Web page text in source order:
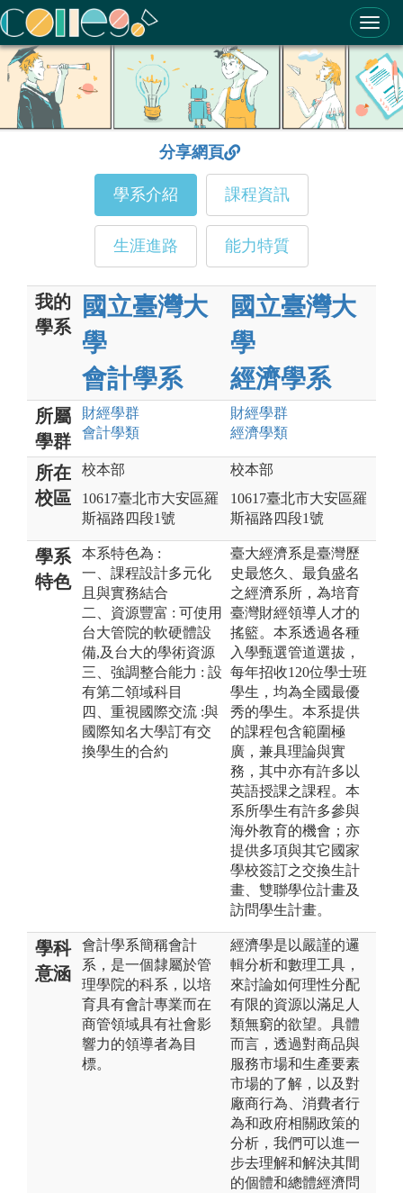
ColleGo! 大學選才與高中育才輔助系統
分享網頁
學系介紹 課程資訊
生涯進路 能力特質
我的
學系
國立臺灣大
學
會計學系
國立臺灣大
學
經濟學系
所屬
學群
財經學群
會計學類
財經學群
經濟學類
所在
校區
校本部
10617臺北市大安區羅
斯福路四段1號
校本部
10617臺北市大安區羅
斯福路四段1號
學系
特色
本系特色為 :
一、課程設計多元化
且與實務結合
二、資源豐富 : 可使用
台大管院的軟硬體設
備,及台大的學術資源
三、強調整合能力 : 設
有第二領域科目
四、重視國際交流 :與
國際知名大學訂有交
換學生的合約
臺大經濟系是臺灣歷
史最悠久、最負盛名
之經濟系所，為培育
臺灣財經領導人才的
搖籃。本系透過各種
入學甄選管道選拔，
每年招收120位學士班
學生，均為全國最優
秀的學生。本系提供
的課程包含範圍極
廣，兼具理論與實
務，其中亦有許多以
英語授課之課程。本
系所學生有許多參與
海外教育的機會；亦
提供多項與其它國家
學校簽訂之交換生計
畫、雙聯學位計畫及
訪問學生計畫。
學科
意涵
會計學系簡稱會計
系，是一個隸屬於管
理學院的科系，以培
育具有會計專業而在
商管領域具有社會影
響力的領導者為目
標。
經濟學是以嚴謹的邏
輯分析和數理工具，
來討論如何理性分配
有限的資源以滿足人
類無窮的欲望。具體
而言，透過對商品與
服務市場和生產要素
市場的了解，以及對
廠商行為、消費者行
為和政府相關政策的
分析，我們可以進一
步去理解和解決其間
的個體和總體經濟問